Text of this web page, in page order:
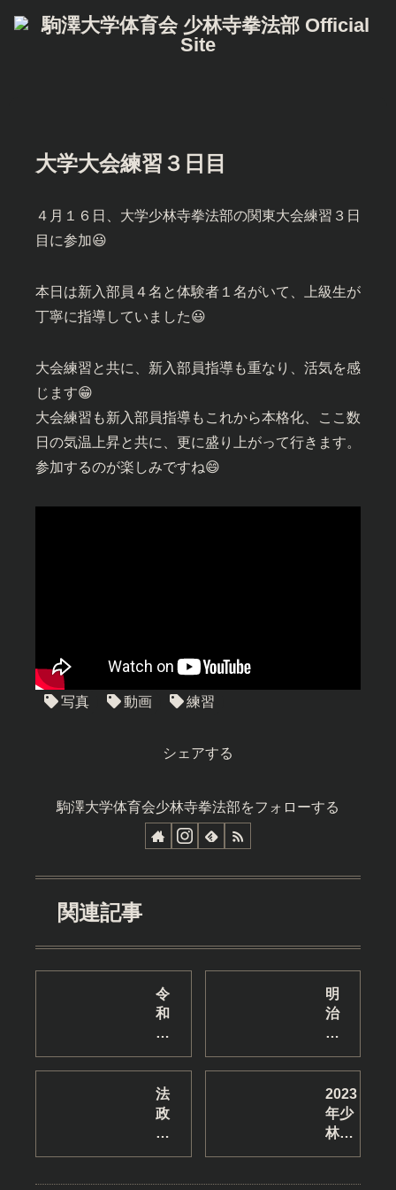
大学大会練習３日目
４月１６日、大学少林寺拳法部の関東大会練習３日
目に参加😃
本日は新入部員４名と体験者１名がいて、上級生が
丁寧に指導していました😃
大会練習と共に、新入部員指導も重なり、活気を感
じます😁
大会練習も新入部員指導もこれから本格化、ここ数
日の気温上昇と共に、更に盛り上がって行きます。
参加するのが楽しみですね😄
写真 動画 練習
シェアする
駒澤大学体育会少林寺拳法部をフォローする
関連記事
令
和
7
度
卒
業
明
治
学
大
学
で
の
法
政
大
2023
年少
林寺